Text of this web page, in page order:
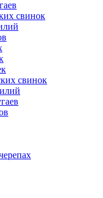
свинок
свинок